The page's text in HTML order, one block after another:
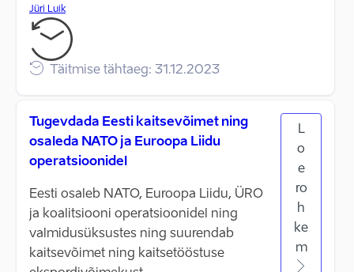
Jüri Luik
Täitmise tähtaeg: 31.12.2023
Tugevdada Eesti kaitsevõimet ning
osaleda NATO ja Euroopa Liidu
operatsioonidel
Eesti osaleb NATO, Euroopa Liidu, ÜRO
ja koalitsiooni operatsioonidel ning
valmidusüksustes ning suurendab
kaitsevõimet ning kaitsetööstuse
L
o
e
ro
h
ke
m